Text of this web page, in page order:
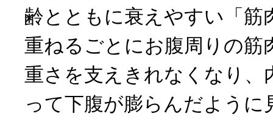
齢とともに衰えやすい「筋
重ねるごとにお腹周りの筋
重さを支えきれなくなり、
って下腹が膨らんだよう